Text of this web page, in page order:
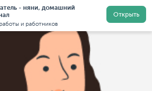
- няни, домашний
и работников
Открыть
Няни в Московской области Няни